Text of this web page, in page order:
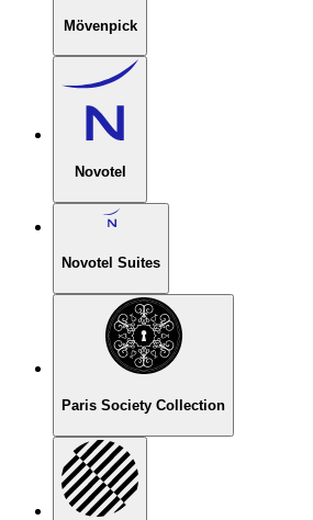
Mövenpick
Novotel
Novotel Suites
Paris Society Collection